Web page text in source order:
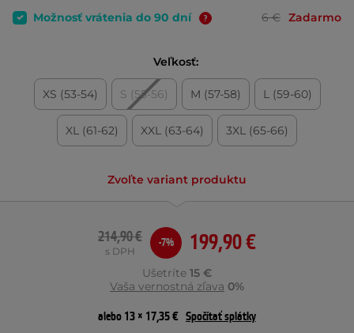
Možnosť vrátenia do 90 dní 6 € Zadarmo
Veľkosť:
XS (53-54) S (55-56) M (57-58) L (59-60)
XL (61-62) XXL (63-64) 3XL (65-66)
Zvoľte variant produktu
199,90 €
214,90 €
s DPH
-7%
Ušetríte 15 €
Vaša vernostná zľava 0%
alebo 13 × 17,35 € Spočítať splátky